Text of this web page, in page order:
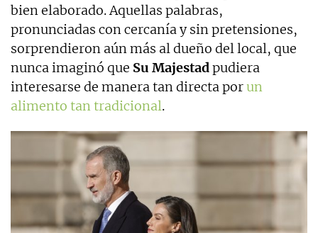
bien elaborado. Aquellas palabras,
pronunciadas con cercanía y sin pretensiones,
sorprendieron aún más al dueño del local, que
nunca imaginó que Su Majestadpudiera
interesarse de manera tan directa porun
alimento tan tradicional.